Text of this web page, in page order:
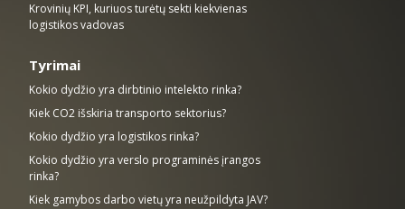
Krovinių KPI, kuriuos turėtų sekti kiekvienas
logistikos vadovas
Tyrimai
Kokio dydžio yra dirbtinio intelekto rinka?
Kiek CO2 išskiria transporto sektorius?
Kokio dydžio yra logistikos rinka?
Kokio dydžio yra verslo programinės įrangos
rinka?
Kiek gamybos darbo vietų yra neužpildyta JAV?